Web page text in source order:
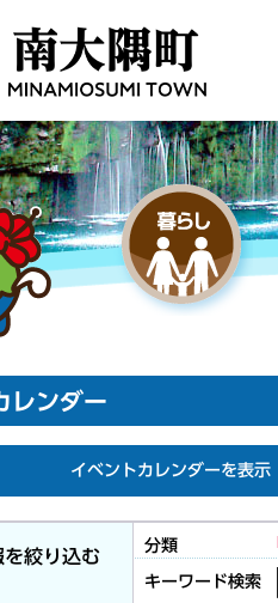
レンダー
イベントカレンダーを表示
を絞り込む
分類
キーワード検索